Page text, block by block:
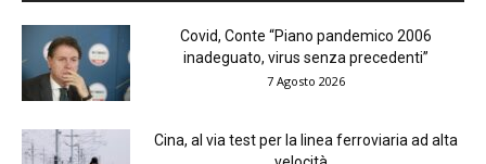
Covid, Conte “Piano pandemico 2006
inadeguato, virus senza precedenti”
7 Agosto 2026
Cina, al via test per la linea ferroviaria ad alta